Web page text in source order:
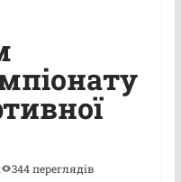
344 переглядів